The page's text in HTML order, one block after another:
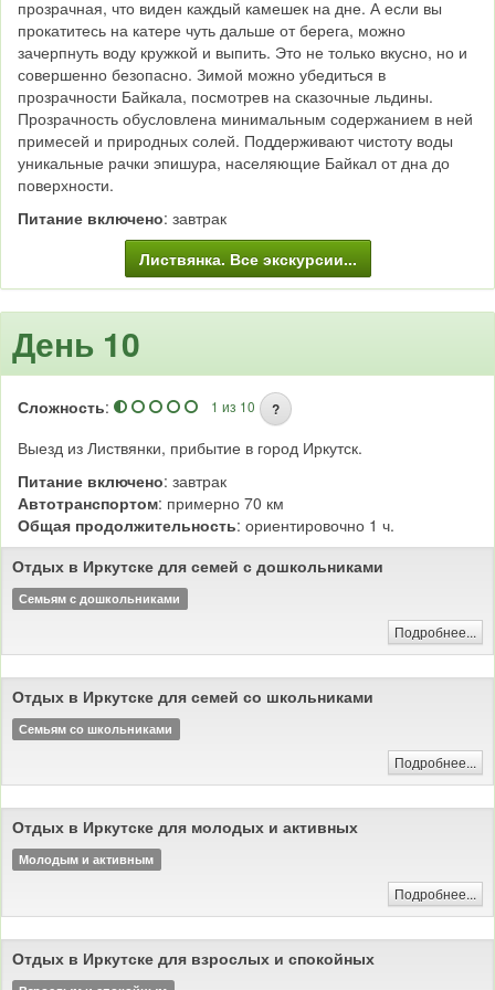
Автомобильная и/или пешая экскурсия (музеи)
Автомобильная и/или пешая экскурсия (на природе)
прозрачная, что виден каждый камешек на дне. А если вы
прокатитесь на катере чуть дальше от берега, можно
зачерпнуть воду кружкой и выпить. Это не только вкусно, но и
совершенно безопасно. Зимой можно убедиться в
прозрачности Байкала, посмотрев на сказочные льдины.
Прозрачность обусловлена минимальным содержанием в ней
примесей и природных солей. Поддерживают чистоту воды
уникальные рачки эпишура, населяющие Байкал от дна до
поверхности.
Питание включено: завтрак
Листвянка. Все экскурсии...
День 10
Сложность: 1 из 10 ?
Выезд из Листвянки, прибытие в город Иркутск.
Питание включено: завтрак
Автотранспортом: примерно 70 км
Общая продолжительность: ориентировочно 1 ч.
Отдых в Иркутске для семей с дошкольниками
Семьям с дошкольниками
Подробнее...
Отдых в Иркутске для семей со школьниками
Семьям со школьниками
Подробнее...
Отдых в Иркутске для молодых и активных
Молодым и активным
Подробнее...
Отдых в Иркутске для взрослых и спокойных